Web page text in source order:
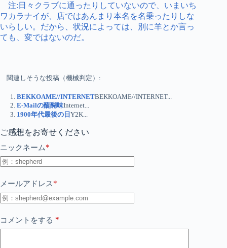
注:日々クラブに通ったりしていないので、いまいち
ワカラナイが、店ではあんまり本名を名乗ったりしな
いらしい。だから、状況によっては、別に羊とか言っ
ても、変ではないのだ。
関連しそうな投稿（機械判定）:
BEKKOAME//INTERNETBEKKOAME//INTERNET...
E-Mailの醍醐味Internet...
1900年代最後の日Y2K...
ご感想をお寄せください
ニックネーム*
メールアドレス*
コメントをする *